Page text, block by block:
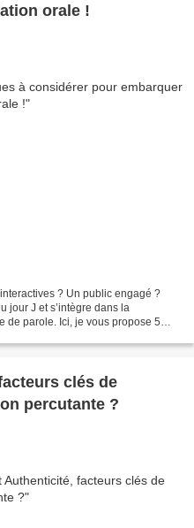
orale !
? Un public engagé ?
jour J et s’intègre dans la
de parole. Ici, je vous propose 5
clés de
percutante ?